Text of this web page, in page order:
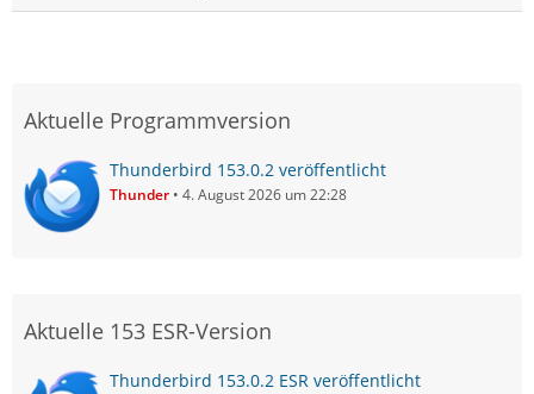
Aktuelle Programmversion
Thunderbird 153.0.2 veröffentlicht
Thunder 4. August 2026 um 22:28
Aktuelle 153 ESR-Version
Thunderbird 153.0.2 ESR veröffentlicht